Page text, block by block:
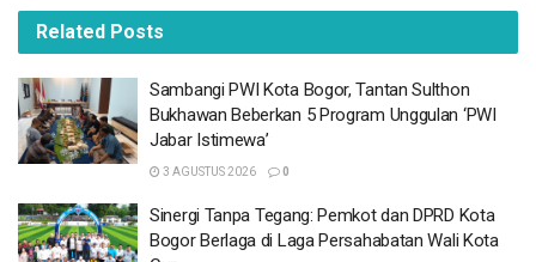
Sementara itu, Jaksa Penuntut Umum (JPU) Kejari
Kabupaten Bogor, Anita menambahkan, awalnya perkara
yang menjerat HSF ini disidangkan mulai tanggal 24 Mei
2019. Kemudian ada beberapa upaya hukum di
Pengadilan Negeri Cibinong yang menyatakan
kadaluarsa.
BACA JUGA
Related Posts
Sambangi PWI Kota Bogor, Tantan Sulthon
Bukhawan Beberkan 5 Program Unggulan ‘PWI
Jabar Istimewa’
3 AGUSTUS 2026 0
Sinergi Tanpa Tegang: Pemkot dan DPRD Kota
Bogor Berlaga di Laga Persahabatan Wali Kota